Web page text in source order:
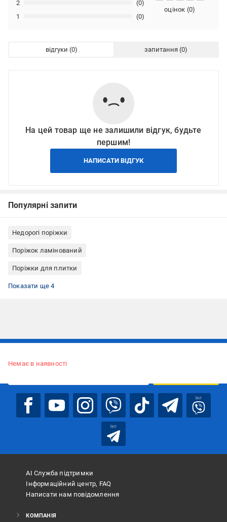
1 (0)
2 (0)
оцінок (0)
відгуки запитання
На цей товар ще не залишили відгук, будьте
першим!
НАПИСАТИ ВІДГУК
Популярні запити
Недорогі поріжки
Поріжок ламінований
Поріжки для плитки
Показати ще 4
Немає в наявності
bot
bot
АІ Служба підтримки
Інформаційний центр, FAQ
Написати нам повідомлення
КОМПАНІЯ